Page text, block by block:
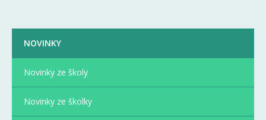
NOVINKY
Novinky ze školy
Novinky ze školky